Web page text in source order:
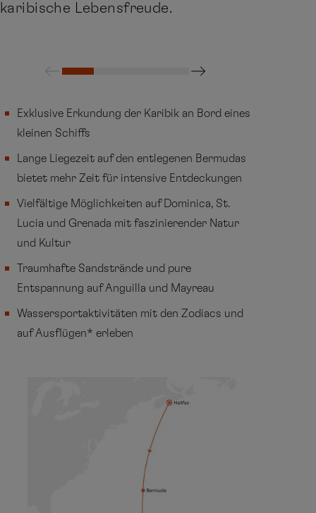
karibische Lebensfreude.
Exklusive Erkundung der Karibik an Bord eines
kleinen Schiffs
Lange Liegezeit auf den entlegenen Bermudas
bietet mehr Zeit für intensive Entdeckungen
Vielfältige Möglichkeiten auf Dominica, St.
Lucia und Grenada mit faszinierender Natur
und Kultur
Traumhafte Sandstrände und pure
Entspannung auf Anguilla und Mayreau
Wassersportaktivitäten mit den Zodiacs und
auf Ausflügen* erleben